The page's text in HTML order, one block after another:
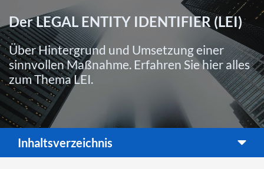
Der LEGAL ENTITY IDENTIFIER (LEI)
Über Hintergrund und Umsetzung einer
sinnvollen Maßnahme. Erfahren Sie hier alles
zum Thema LEI.
Inhaltsverzeichnis